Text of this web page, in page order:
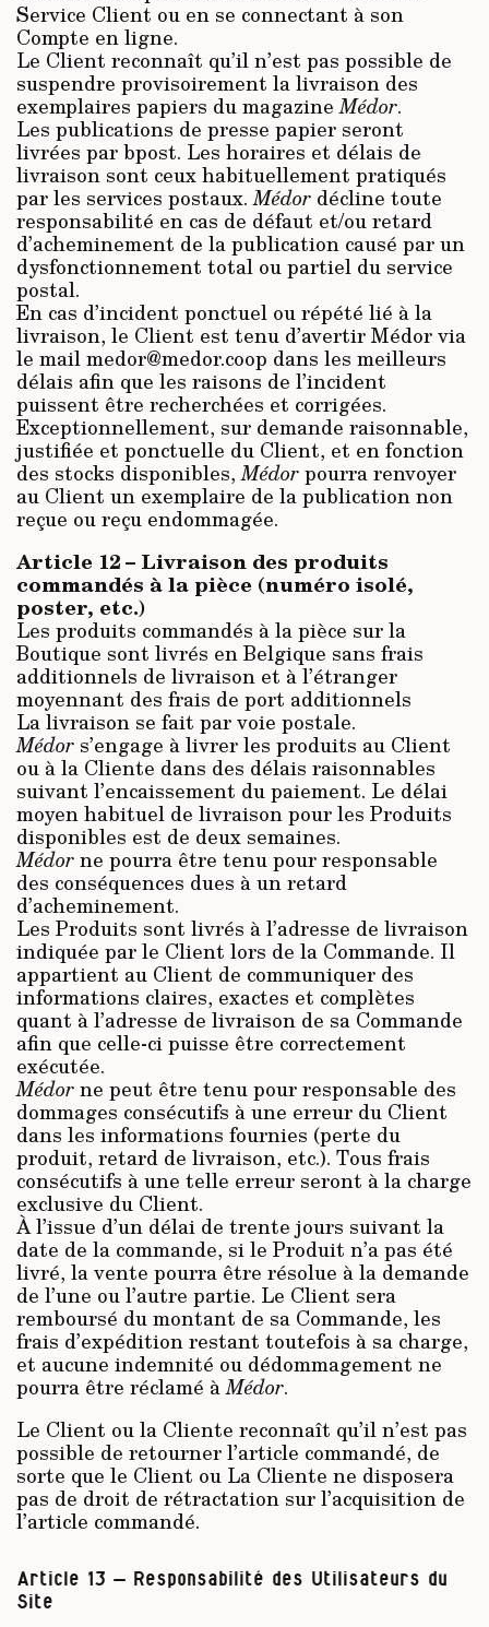
Service Client ou en se connectant à son
Compte en ligne.
Le Client reconnaît qu’il n’est pas possible de
suspendre provisoirement la livraison des
exemplaires papiers du magazineMédor.
Les publications de presse papier seront
livrées par bpost. Les horaires et délais de
livraison sont ceux habituellement pratiqués
par les services postaux.Médor décline toute
responsabilité en cas de défaut et/ou retard
d’acheminement de la publication causé par un
dysfonctionnement total ou partiel du service
postal.
En cas d’incident ponctuel ou répété lié à la
livraison, le Client est tenu d’avertir Médor via
le mail medor@medor.coop dans les meilleurs
délais afin que les raisons de l’incident
puissent être recherchées et corrigées.
Exceptionnellement, sur demande raisonnable,
justifiée et ponctuelle du Client, et en fonction
des stocks disponibles,Médorpourra renvoyer
au Client un exemplaire de la publication non
reçue ou reçu endommagée.
Article 12 – Livraison des produits
commandés à la pièce (numéro isolé,
poster, etc.)
Les produits commandés à la pièce sur la
Boutique sont livrés en Belgique sans frais
additionnels de livraison et à l’étranger
moyennant des frais de port additionnels
La livraison se fait par voie postale.
Médor s’engage à livrer les produits au Client
ou à la Cliente dans des délais raisonnables
suivant l’encaissement du paiement. Le délai
moyen habituel de livraison pour les Produits
disponibles est de deux semaines.
Médorne pourra être tenu pour responsable
des conséquences dues à un retard
d’acheminement.
Les Produits sont livrés à l’adresse de livraison
indiquée par le Client lors de la Commande. Il
appartient au Client de communiquer des
informations claires, exactes et complètes
quant à l’adresse de livraison de sa Commande
afin que celle-ci puisse être correctement
exécutée.
Médorne peut être tenu pour responsable des
dommages consécutifs à une erreur du Client
dans les informations fournies (perte du
produit, retard de livraison, etc.). Tous frais
consécutifs à une telle erreur seront à la charge
exclusive du Client.
À l’issue d’un délai de trente jours suivant la
date de la commande, si le Produit n’a pas été
livré, la vente pourra être résolue à la demande
de l’une ou l’autre partie. Le Client sera
remboursé du montant de sa Commande, les
frais d’expédition restant toutefois à sa charge,
et aucune indemnité ou dédommagement ne
pourra être réclamé àMédor.
Le Client ou la Cliente reconnaît qu’il n’est pas
possible de retourner l’article commandé, de
sorte que le Client ou La Cliente ne disposera
pas de droit de rétractation sur l’acquisition de
l’article commandé.
Article 13 – Responsabilité des Utilisateurs du
Site